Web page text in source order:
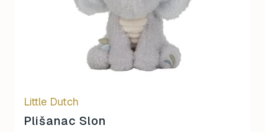
Little Dutch
Plišanac Slon